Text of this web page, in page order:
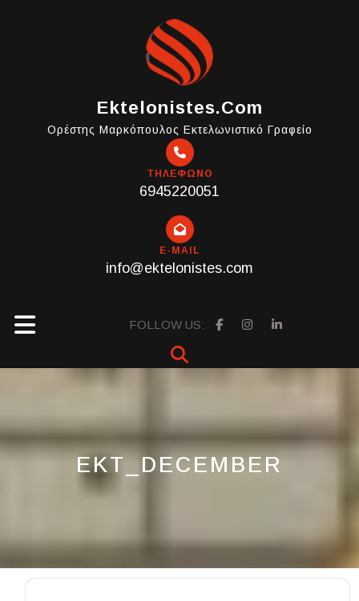
Ektelonistes.com
Ορέστης Μαρκόπουλος Εκτελωνιστικό Γραφείο
ΤΗΛΕΦΩΝΟ
6945220051
E-MAIL
info@ektelonistes.com
Open
FOLLOW US:
EKT_DECEMBER